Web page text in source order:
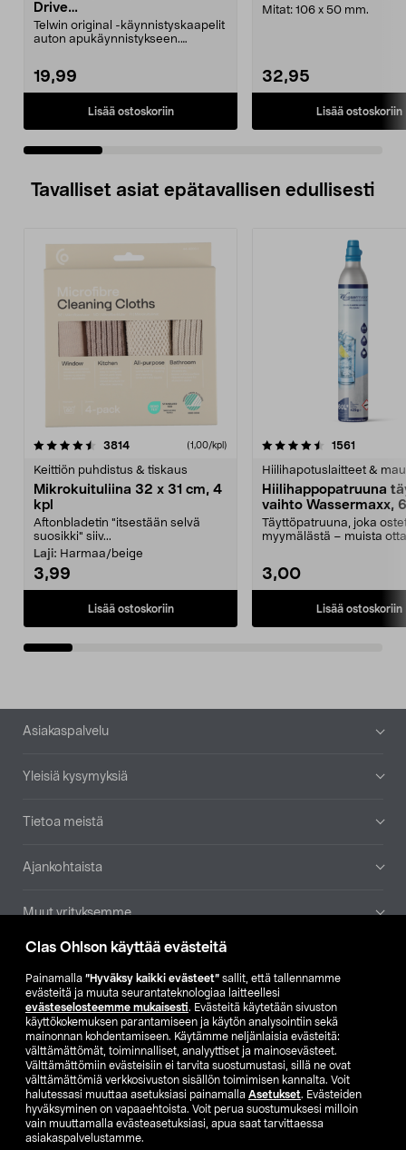
Clas Ohlson käyttää evästeitä
Painamalla ”Hyväksy kaikki evästeet” sallit, että tallennamme
evästeitä ja muuta seurantateknologiaa laitteellesi
evästeselosteemme mukaisesti. Evästeitä käytetään sivuston
käyttökokemuksen parantamiseen ja käytön analysointiin sekä
mainonnan kohdentamiseen. Käytämme neljänlaisia evästeitä:
välttämättömät, toiminnalliset, analyyttiset ja mainosevästeet.
Välttämättömiin evästeisiin ei tarvita suostumustasi, sillä ne ovat
välttämättömiä verkkosivuston sisällön toimimisen kannalta. Voit
halutessasi muuttaa asetuksiasi painamalla Asetukset. Evästeiden
hyväksyminen on vapaaehtoista. Voit perua suostumuksesi milloin
vain muuttamalla evästeasetuksiasi, apua saat tarvittaessa
asiakaspalvelustamme.
Drive
Mini/9000/13000/1250/150
0/1750, EC5
Telwin original -käynnistyskaapelit
auton apukäynnistykseen.
19,99
Lisää ostoskoriin
Mitat: 106 x 50 mm.
32,95
Lisää ostoskoriin
Tavalliset asiat epätavallisen edullisesti
3814arvostelut (1,00/kpl)
Keittiön puhdistus & tiskaus
Mikrokuituliina 32 x 31 cm, 4
kpl
Aftonbladetin "itsestään selvä
suosikki" siiv...
Laji: Harmaa/beige
3,99
Lisää ostoskoriin
4.5viidestä
1561
Hiilihapotuslaitteet &
Hiilihappopatruuna
vaihto Wassermaxx,
Täyttöpatruuna, joka
myymälästä – muista
3,00
Lisää ostoskoriin
4.5viidestä
Alatunniste
Asiakaspalvelu
Yleisiä kysymyksiä
Tietoa meistä
Ajankohtaista
Muut yrityksemme
Etsi myymälä
SE NO FI
FI SV